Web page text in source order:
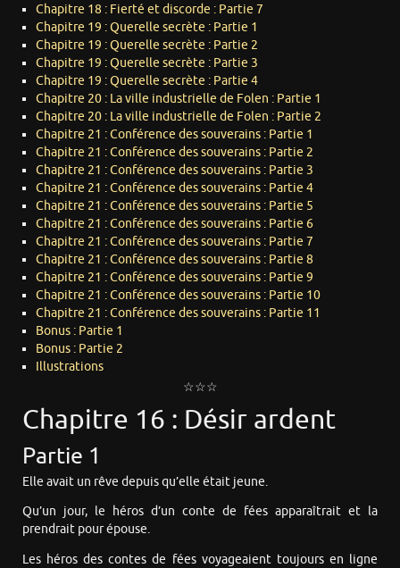
Chapitre 18 : Fierté et discorde : Partie 7
Chapitre 19 : Querelle secrète : Partie 1
Chapitre 19 : Querelle secrète : Partie 2
Chapitre 19 : Querelle secrète : Partie 3
Chapitre 19 : Querelle secrète : Partie 4
Chapitre 20 : La ville industrielle de Folen : Partie 1
Chapitre 20 : La ville industrielle de Folen : Partie 2
Chapitre 21 : Conférence des souverains : Partie 1
Chapitre 21 : Conférence des souverains : Partie 2
Chapitre 21 : Conférence des souverains : Partie 3
Chapitre 21 : Conférence des souverains : Partie 4
Chapitre 21 : Conférence des souverains : Partie 5
Chapitre 21 : Conférence des souverains : Partie 6
Chapitre 21 : Conférence des souverains : Partie 7
Chapitre 21 : Conférence des souverains : Partie 8
Chapitre 21 : Conférence des souverains : Partie 9
Chapitre 21 : Conférence des souverains : Partie 10
Chapitre 21 : Conférence des souverains : Partie 11
Bonus : Partie 1
Bonus : Partie 2
Illustrations
☆☆☆
Chapitre 16 : Désir ardent
Partie 1
Elle avait un rêve depuis qu’elle était jeune.
Qu’un jour, le héros d’un conte de fées apparaîtrait et la
prendrait pour épouse.
Les héros des contes de fées voyageaient toujours en ligne